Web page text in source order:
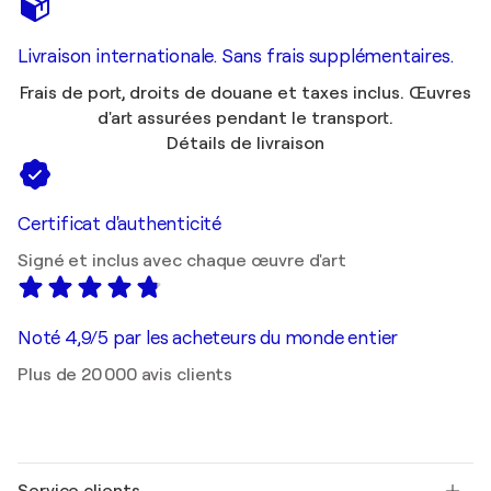
Livraison internationale. Sans frais supplémentaires.
Frais de port, droits de douane et taxes inclus. Œuvres
d'art assurées pendant le transport.
Détails de livraison
Certificat d'authenticité
Signé et inclus avec chaque œuvre d'art
Noté 4,9/5 par les acheteurs du monde entier
Plus de 20 000 avis clients